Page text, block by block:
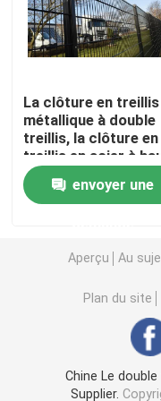
3D a soudé le
Clôture soudée à
Barrière de
Barrière en acier
Clôture de
Clôture à
La clôture en treillis
métallique à double
treillis, la clôture en
treillis en acier à
résistance durable
envoyer une
Aperçu Au
Plan du site
Chine Le
Supplier.